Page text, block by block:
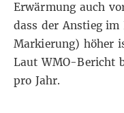
Erwärmung auch
dass der Anstieg im
Markierung) höher
Laut WMO-Bericht
pro Jahr.